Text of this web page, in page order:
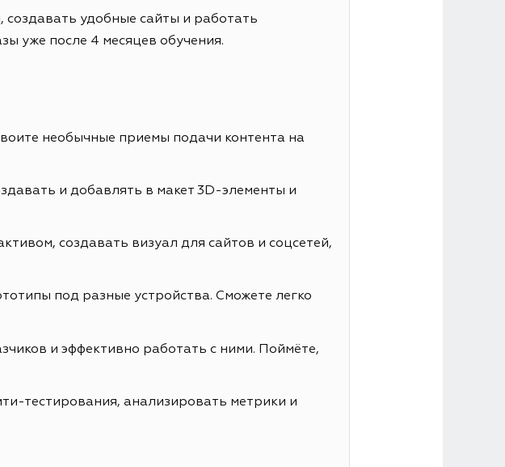
создавать удобные сайты и работать
уже после 4 месяцев обучения.
необычные приемы подачи контента на
и добавлять в макет 3D-элементы и
создавать визуал для сайтов и соцсетей,
под разные устройства. Сможете легко
и эффективно работать с ними. Поймёте,
тестирования, анализировать метрики и